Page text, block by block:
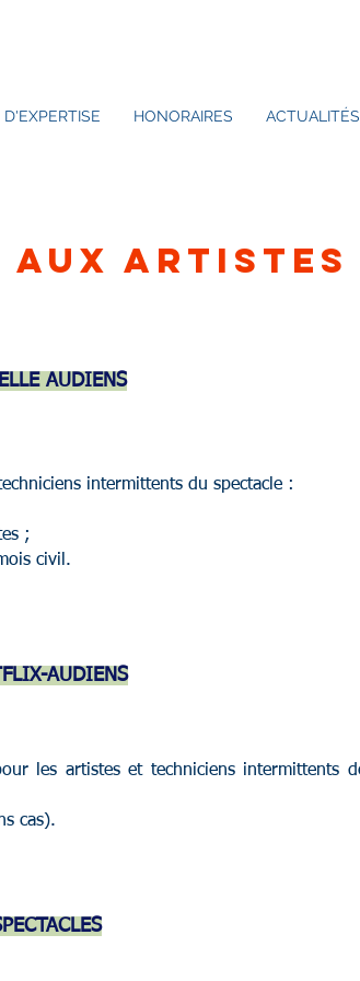
HONORAIRES
AUX ARTISTES
AUDIENS
intermittents du spectacle :
;
civil.
AUDIENS
les artistes et techniciens intermittents
cas).